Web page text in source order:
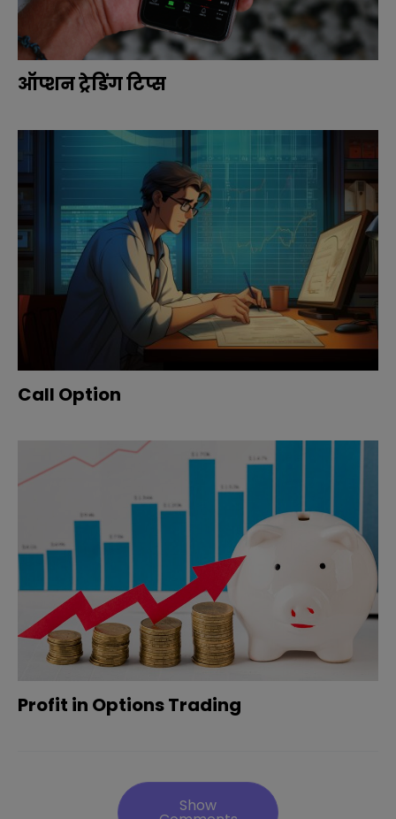
ऑप्शन ट्रेडिंग टिप्स
Call Option
Profit in Options Trading
Show